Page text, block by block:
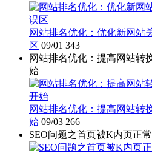
网站排名优化：优化新网站
区 09/01 343
网站排名优化：提高网站转
始
网站排名优化：提高网站转
始 09/03 266
SEO问题之首页被K内页正常